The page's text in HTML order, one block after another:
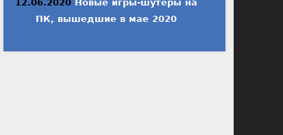
12.06.2020 Новые игры-шутеры на
ПК, вышедшие в мае 2020